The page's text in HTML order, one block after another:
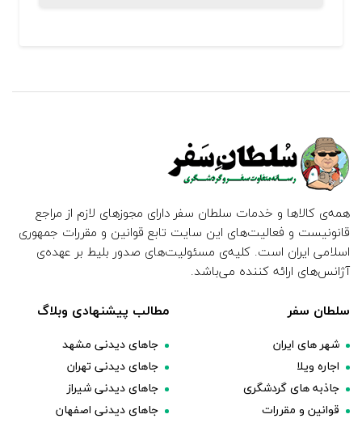
همه‌ی کالاها و خدمات سلطان سفر دارای مجوزهای لازم از مراجع
قانونیست و فعالیت‌های این سایت تابع قوانین و مقررات جمهوری
اسلامی ایران است. کلیه‌ی مسئولیت‌های صدور بلیط بر عهده‌ی
آژانس‌های ارائه کننده می‌باشد.
سلطان سفر
شهر های ایران
اجاره ویلا
جاذبه های گردشگری
قوانین و مقررات
مطالب پیشنهادی وبلاگ
جاهای دیدنی مشهد
جاهای دیدنی تهران
جاهای دیدنی شیراز
جاهای دیدنی اصفهان